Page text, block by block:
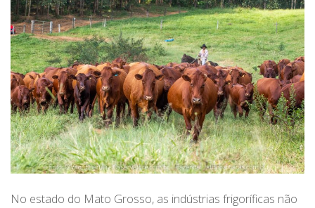
No estado do Mato Grosso, as indústrias frigoríficas não